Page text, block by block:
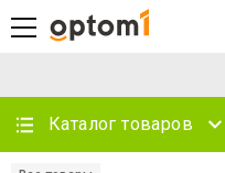
Каталог товаров